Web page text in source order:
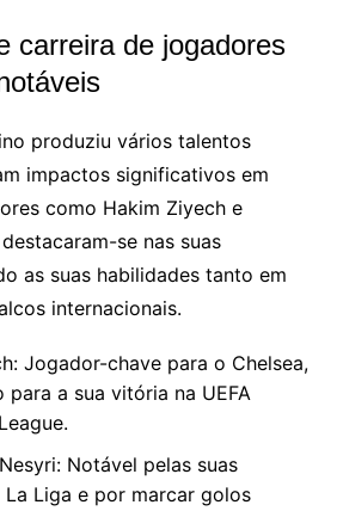
carreira de jogadores
produziu vários talentos
impactos significativos em
como Hakim Ziyech e
se nas suas
as suas habilidades tanto em
internacionais.
Jogador-chave para o Chelsea,
para a sua vitória na UEFA
Notável pelas suas
La Liga e por marcar golos